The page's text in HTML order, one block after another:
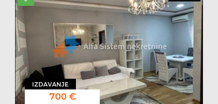
IZDAVANJE
700 €